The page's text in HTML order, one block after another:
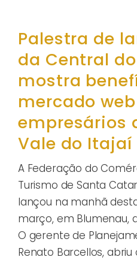
Palestra de
da Central
mostra
mercado
empresários
Vale do Itajaí
A Federação do
Turismo de Santa
lançou na manhã
março, em Blumenau,
O gerente de
Renato Barcellos,